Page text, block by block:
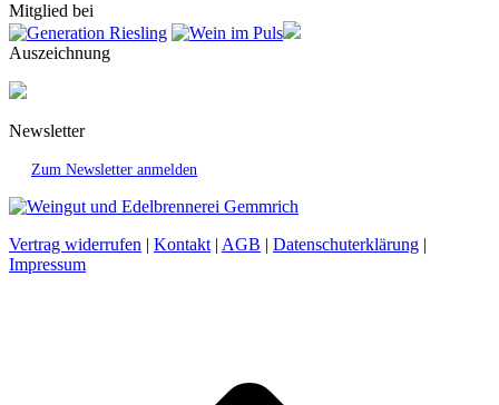
Mitglied bei
Auszeichnung
Newsletter
Zum Newsletter anmelden
Vertrag widerrufen | Kontakt | AGB | Datenschuterklärung |
Impressum